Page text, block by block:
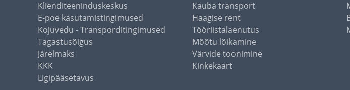
Klienditeeninduskeskus
E-poe kasutamistingimused
Kojuvedu - Transporditingimused
Tagastusõigus
Järelmaks
KKK
Ligipääsetavus
Kauba transport
Haagise rent
Tööriistalaenutus
Mõõtu lõikamine
Värvide toonimine
Kinkekaart